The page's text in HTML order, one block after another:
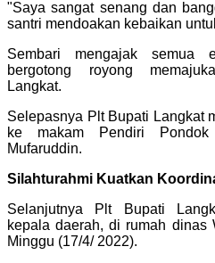
"Saya sangat senang dan
santri mendoakan kebaikan
Sembari mengajak semua
bergotong royong
Langkat.
Selepasnya Plt Bupati Langkat
ke makam Pendiri
Mufaruddin.
Silahturahmi Kuatkan
Selanjutnya Plt Bupati
kepala daerah, di rumah dinas
Minggu (17/4/ 2022).